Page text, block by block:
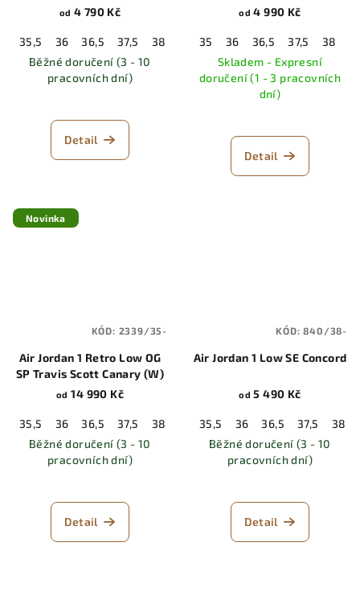
od 4 790 Kč
35,5 36 36,5 37,5 38 38,5 39 40 40,5 41 42
Běžné doručení (3 - 10
pracovních dní)
Detail
od 4 990 Kč
35 36 36,5 37,5 38
Skladem - Expresní
doručení (1 - 3 pracovních
dní)
Detail
Novinka
Air Jordan 1 Retro Low OG
SP Travis Scott Canary (W)
od 14 990 Kč
35,5 36 36,5 37,5 38 38,5 39 40 40,5 41 42
Běžné doručení (3 - 10
pracovních dní)
Detail
KÓD: 2339/35-
Air Jordan 1 Low SE Concord
od 5 490 Kč
35,5 36 36,5 37,5 38
Běžné doručení (3 - 10
pracovních dní)
Detail
KÓD:840/38-